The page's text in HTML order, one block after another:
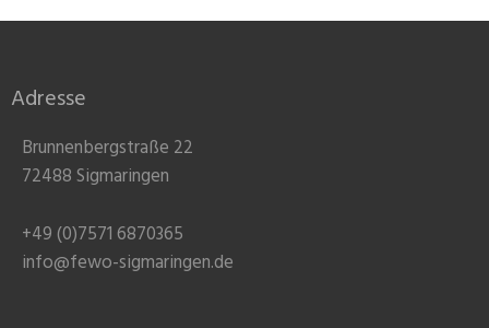
Adresse
Brunnenbergstraße 22
72488 Sigmaringen
+49 (0)7571 6870365
info@fewo-sigmaringen.de